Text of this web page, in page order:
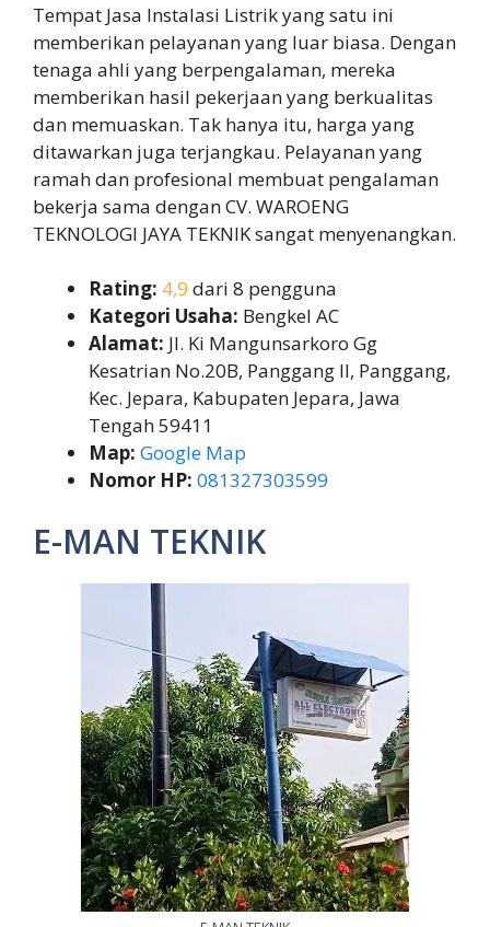
Tempat Jasa Instalasi Listrik yang satu ini
memberikan pelayanan yang luar biasa. Dengan
tenaga ahli yang berpengalaman, mereka
memberikan hasil pekerjaan yang berkualitas
dan memuaskan. Tak hanya itu, harga yang
ditawarkan juga terjangkau. Pelayanan yang
ramah dan profesional membuat pengalaman
bekerja sama dengan CV. WAROENG
TEKNOLOGI JAYA TEKNIK sangat menyenangkan.
Rating: 4,9 dari 8 pengguna
Kategori Usaha: Bengkel AC
Alamat: Jl. Ki Mangunsarkoro Gg
Kesatrian No.20B, Panggang II, Panggang,
Kec. Jepara, Kabupaten Jepara, Jawa
Tengah 59411
Map: Google Map
Nomor HP: 081327303599
E-MAN TEKNIK